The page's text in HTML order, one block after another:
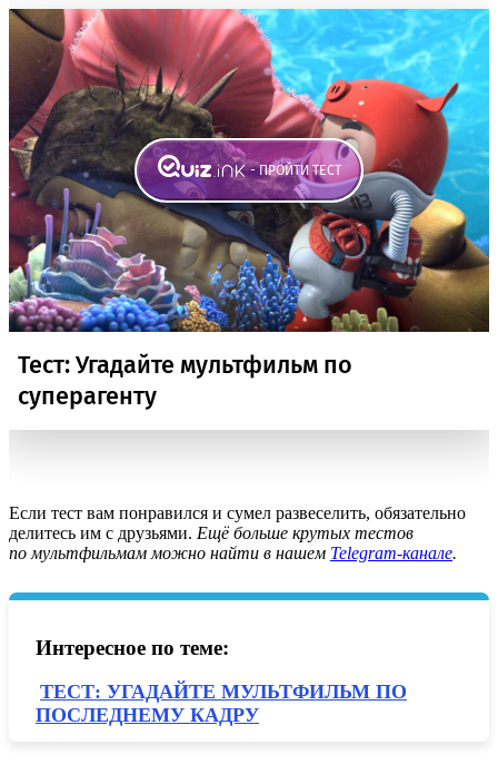
Если тест вам понравился и сумел развеселить, обязательно
делитесь им с друзьями. Ещё больше крутых тестов
по мультфильмам можно найти в нашем Telegram-канале.
Интересное по теме:
ТЕСТ: УГАДАЙТЕ МУЛЬТФИЛЬМ ПО
ПОСЛЕДНЕМУ КАДРУ